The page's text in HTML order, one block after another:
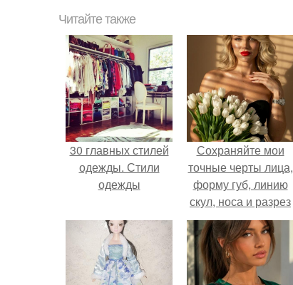
Читайте также
30 главных стилей
одежды. Стили
одежды
Сохраняйте мои
точные черты лица,
форму губ, линию
скул, носа и разрез
глаз.